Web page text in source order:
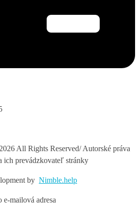
All Rights Reserved/ Autorské práva
ich prevádzkovateľ stránky
by Nimble.help
e-mailová adresa